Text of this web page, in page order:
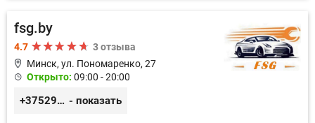
fsg.by
4.7
3 отзыва
Минск, ул. Пономаренко, 27
Открыто: 09:00 - 20:00
+375291882338 - показать